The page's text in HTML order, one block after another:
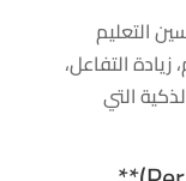
التعليم
التفاعل،
التي